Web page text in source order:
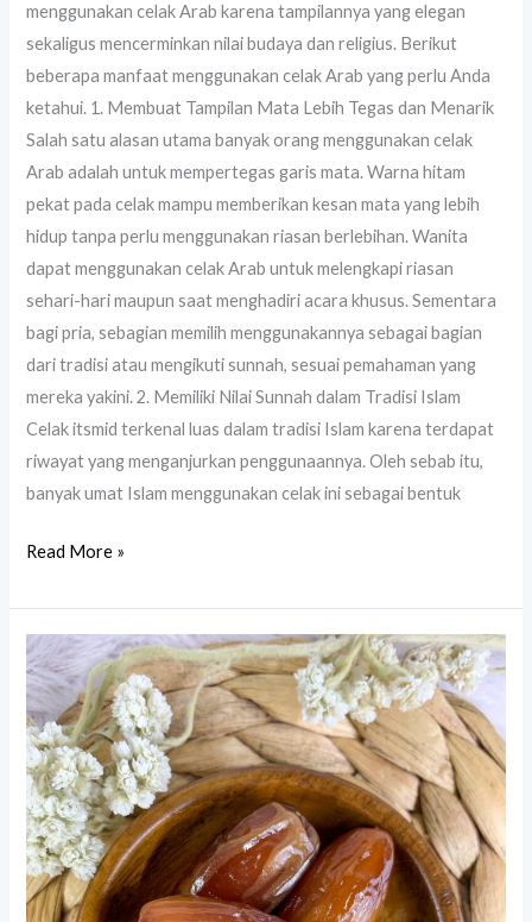
menggunakan celak Arab karena tampilannya yang elegan
sekaligus mencerminkan nilai budaya dan religius. Berikut
beberapa manfaat menggunakan celak Arab yang perlu Anda
ketahui. 1. Membuat Tampilan Mata Lebih Tegas dan Menarik
Salah satu alasan utama banyak orang menggunakan celak
Arab adalah untuk mempertegas garis mata. Warna hitam
pekat pada celak mampu memberikan kesan mata yang lebih
hidup tanpa perlu menggunakan riasan berlebihan. Wanita
dapat menggunakan celak Arab untuk melengkapi riasan
sehari-hari maupun saat menghadiri acara khusus. Sementara
bagi pria, sebagian memilih menggunakannya sebagai bagian
dari tradisi atau mengikuti sunnah, sesuai pemahaman yang
mereka yakini. 2. Memiliki Nilai Sunnah dalam Tradisi Islam
Celak itsmid terkenal luas dalam tradisi Islam karena terdapat
riwayat yang menganjurkan penggunaannya. Oleh sebab itu,
banyak umat Islam menggunakan celak ini sebagai bentuk
Read More »
Oleh
Oleh
Umroh
Khas
Madinah
yang
Paling
Dicari
Jamaah